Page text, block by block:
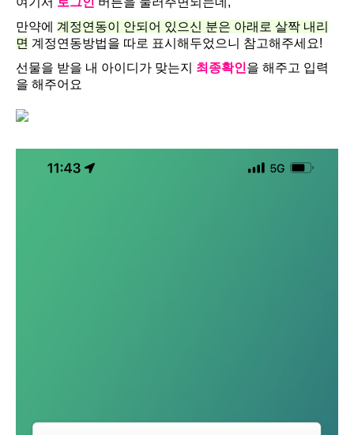
만약에 계정연동이 안되어 있으신 분은 아래로 살짝 내리
면 계정연동방법을 따로 표시해두었으니 참고해주세요!
선물을 받을 내 아이디가 맞는지
최종확인을 해주고 입력
을 해주어요